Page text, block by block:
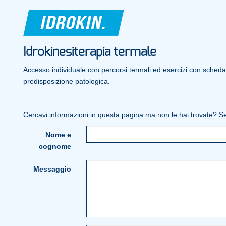
Idrokinesiterapia termale
Accesso individuale con percorsi termali ed esercizi con
predisposizione patologica.
Cercavi informazioni in questa pagina ma non le hai trovate?
Nome e
cognome
Messaggio